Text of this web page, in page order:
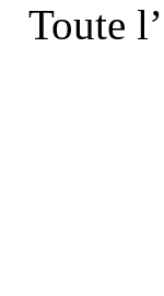
Toute